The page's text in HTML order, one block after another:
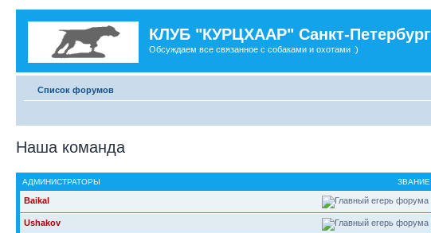
КЛУБ "КУРЦХААР" Санкт-Петербург
Обсуждаем все связанное с собаками и охотами :)
Список форумов
Наша команда
ЗВАНИЕ
АДМИНИСТРАТОРЫ
Baikal
Ushakov